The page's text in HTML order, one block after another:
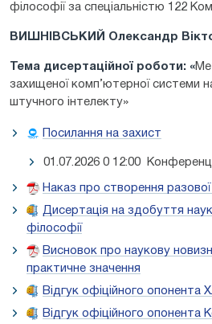
філософії за спеціальністю 122
ВИШНІВСЬКИЙ Олександр
Тема дисертаційної роботи: «
захищеної комп’ютерної системи
штучного інтелекту»
Посилання на захист
01.07.2026 0 12:00
Наказ про створення разової
Дисертація на здобуття
філософії
Висновок про наукову
практичне значення
Відгук офіційного опонента
Відгук офіційного опонента